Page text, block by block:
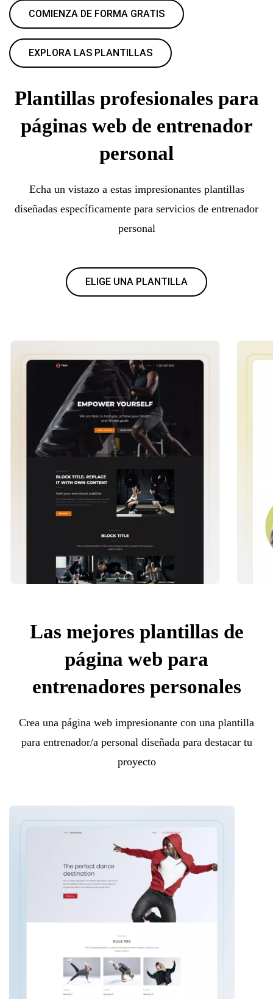
COMIENZA DE FORMA GRATIS
EXPLORA LAS PLANTILLAS
Plantillas profesionales para
páginas web de entrenador
personal
Echa un vistazo a estas impresionantes plantillas
diseñadas específicamente para servicios de entrenador
personal
ELIGE UNA PLANTILLA
Las mejores plantillas de
página web para
entrenadores personales
Crea una página web impresionante con una plantilla
para entrenador/a personal diseñada para destacar tu
proyecto